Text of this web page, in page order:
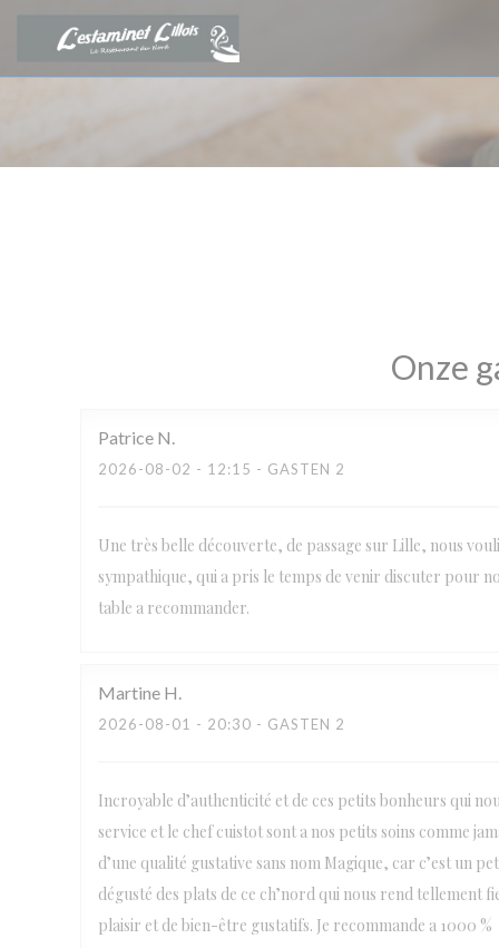
Cookies beheer paneel
Onze
Patrice N
2026-08-02 - 12:15 - GASTEN 2
Une très belle découverte, de passage sur Lille, nous
sympathique, qui a pris le temps de venir discuter pour
table a recommander.
Martine H
2026-08-01 - 20:30 - GASTEN 2
Incroyable d’authenticité et de ces petits bonheurs qui
service et le chef cuistot sont a nos petits soins comme
d’une qualité gustative sans nom Magique, car c’est un
dégusté des plats de ce ch’nord qui nous rend tellement
plaisir et de bien-être gustatifs. Je recommande a 1000 %